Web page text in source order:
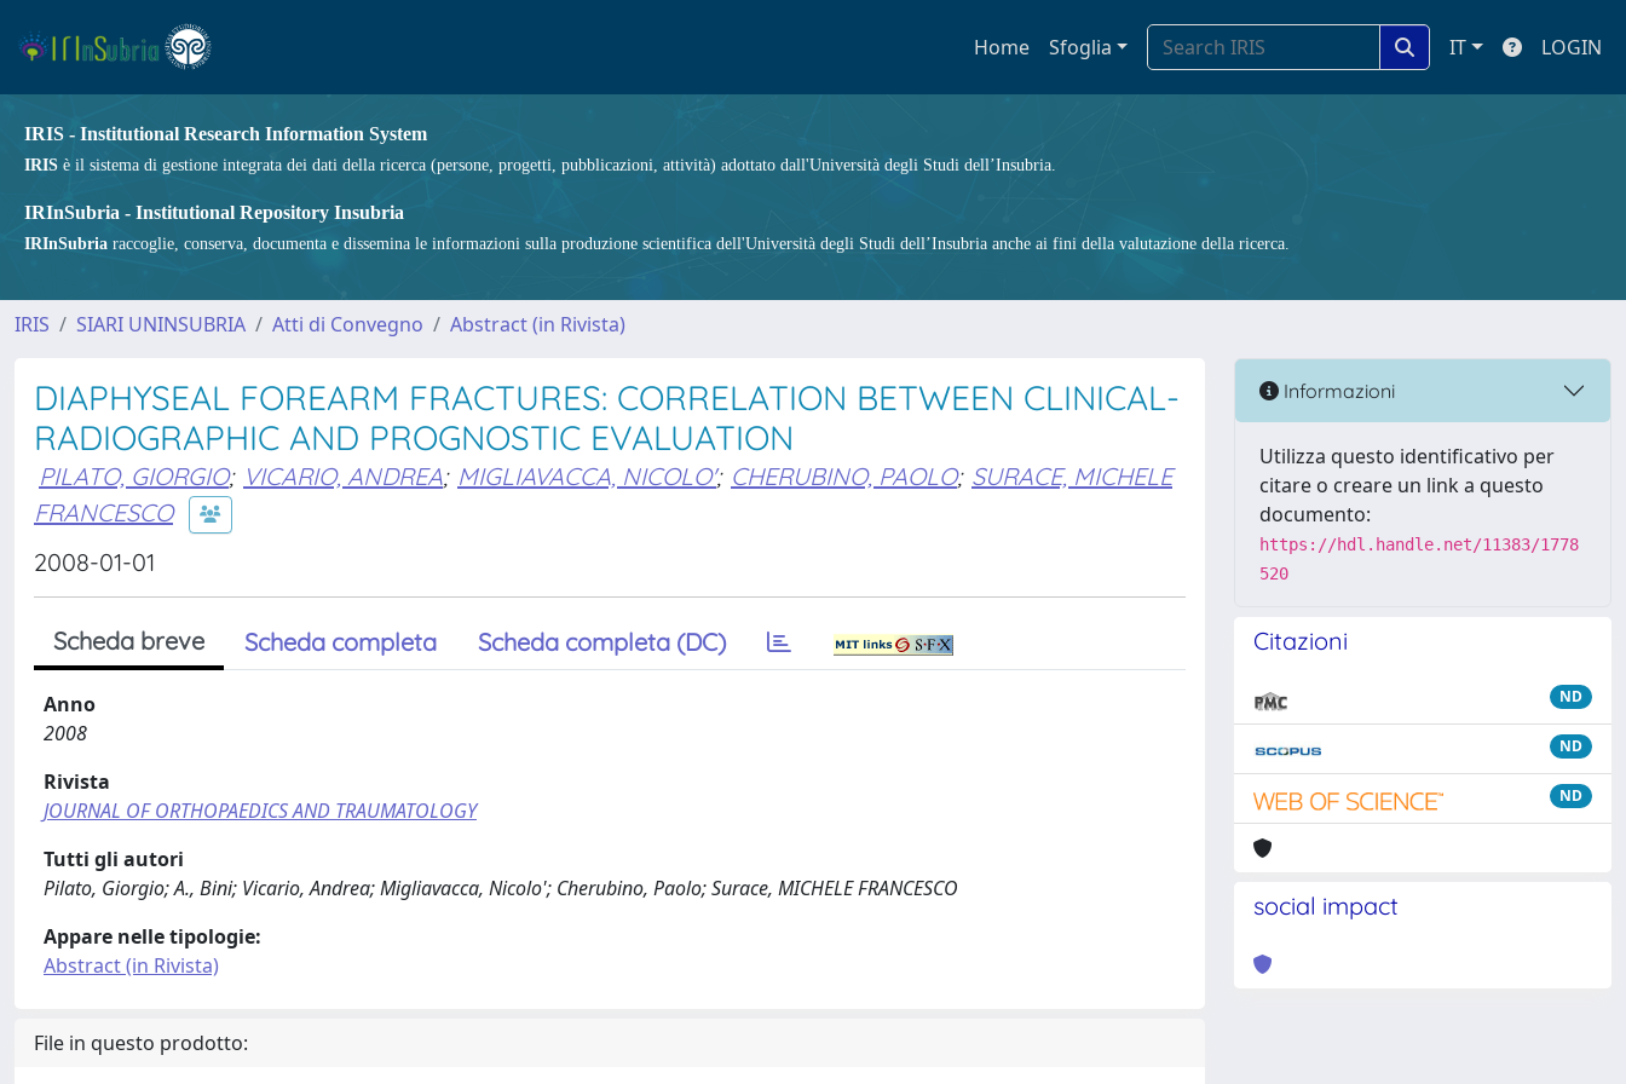
Home Sfoglia IT LOGIN
IRIS - Institutional Research Information System
IRIS è il sistema di gestione integrata dei dati della ricerca (persone, progetti, pubblicazioni, attività) adottato dall'Università degli Studi dell’Insubria.
IRInSubria - Institutional Repository Insubria
IRInSubria raccoglie, conserva, documenta e dissemina le informazioni sulla produzione scientifica dell'Università degli Studi dell’Insubria anche ai fini della valutazione della ricerca.
IRIS SIARI UNINSUBRIA Atti di Convegno Abstract (in Rivista)
DIAPHYSEAL FOREARM FRACTURES: CORRELATION BETWEEN CLINICAL-
RADIOGRAPHIC AND PROGNOSTIC EVALUATION
PILATO, GIORGIO; VICARIO, ANDREA; MIGLIAVACCA, NICOLO'; CHERUBINO, PAOLO; SURACE, MICHELE
FRANCESCO
2008-01-01
Scheda breve Scheda completa Scheda completa (DC)
Anno
2008
Rivista
JOURNAL OF ORTHOPAEDICS AND TRAUMATOLOGY
Tutti gli autori
Pilato, Giorgio; A., Bini; Vicario, Andrea; Migliavacca, Nicolo'; Cherubino, Paolo; Surace, MICHELE FRANCESCO
Appare nelle tipologie:
Abstract (in Rivista)
File in questo prodotto:
Informazioni
Utilizza questo identificativo per
citare o creare un link a questo
documento:
https://hdl.handle.net/11383/1778
520
Citazioni
ND
ND
ND
social impact